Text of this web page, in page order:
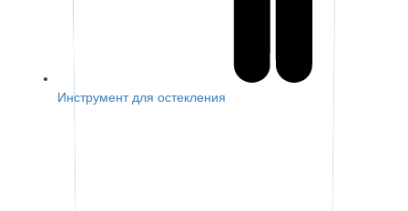
Инструмент для остекления